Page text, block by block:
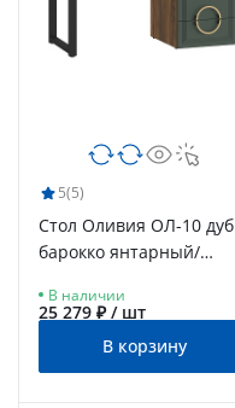
5(5)
Стол Оливия ОЛ-10 дуб
барокко янтарный/
В наличии
25 279 ₽ / шт
В корзину